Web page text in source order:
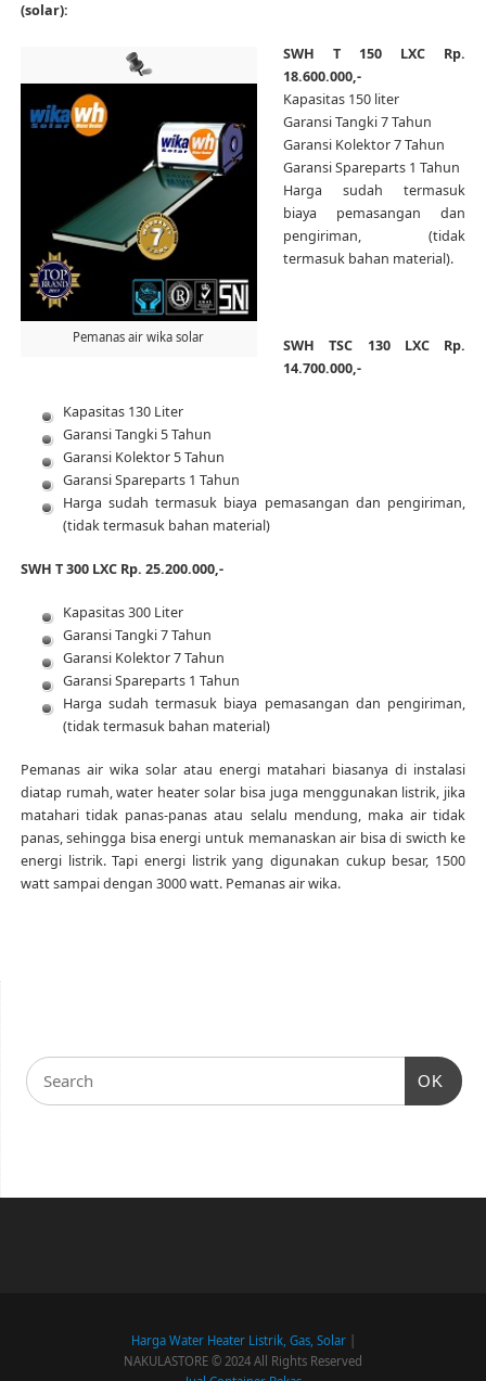
(solar):
Pemanas air wika solar
SWH T 150 LXC Rp.
18.600.000,-
Kapasitas 150 liter
Garansi Tangki 7 Tahun
Garansi Kolektor 7 Tahun
Garansi Spareparts 1 Tahun
Harga sudah termasuk
biaya pemasangan dan
pengiriman, (tidak
termasuk bahan material).
SWH TSC 130 LXC Rp.
14.700.000,-
Kapasitas 130 Liter
Garansi Tangki 5 Tahun
Garansi Kolektor 5 Tahun
Garansi Spareparts 1 Tahun
Harga sudah termasuk biaya pemasangan dan pengiriman,
(tidak termasuk bahan material)
SWH T 300 LXC Rp. 25.200.000,-
Kapasitas 300 Liter
Garansi Tangki 7 Tahun
Garansi Kolektor 7 Tahun
Garansi Spareparts 1 Tahun
Harga sudah termasuk biaya pemasangan dan pengiriman,
(tidak termasuk bahan material)
Pemanas air wika solar atau energi matahari biasanya di instalasi
diatap rumah, water heater solar bisa juga menggunakan listrik, jika
matahari tidak panas-panas atau selalu mendung, maka air tidak
panas, sehingga bisa energi untuk memanaskan air bisa di swicth ke
energi listrik. Tapi energi listrik yang digunakan cukup besar, 1500
watt sampai dengan 3000 watt. Pemanas air wika.
OK
Harga Water Heater Listrik, Gas, Solar|
NAKULASTORE © 2024 All Rights Reserved